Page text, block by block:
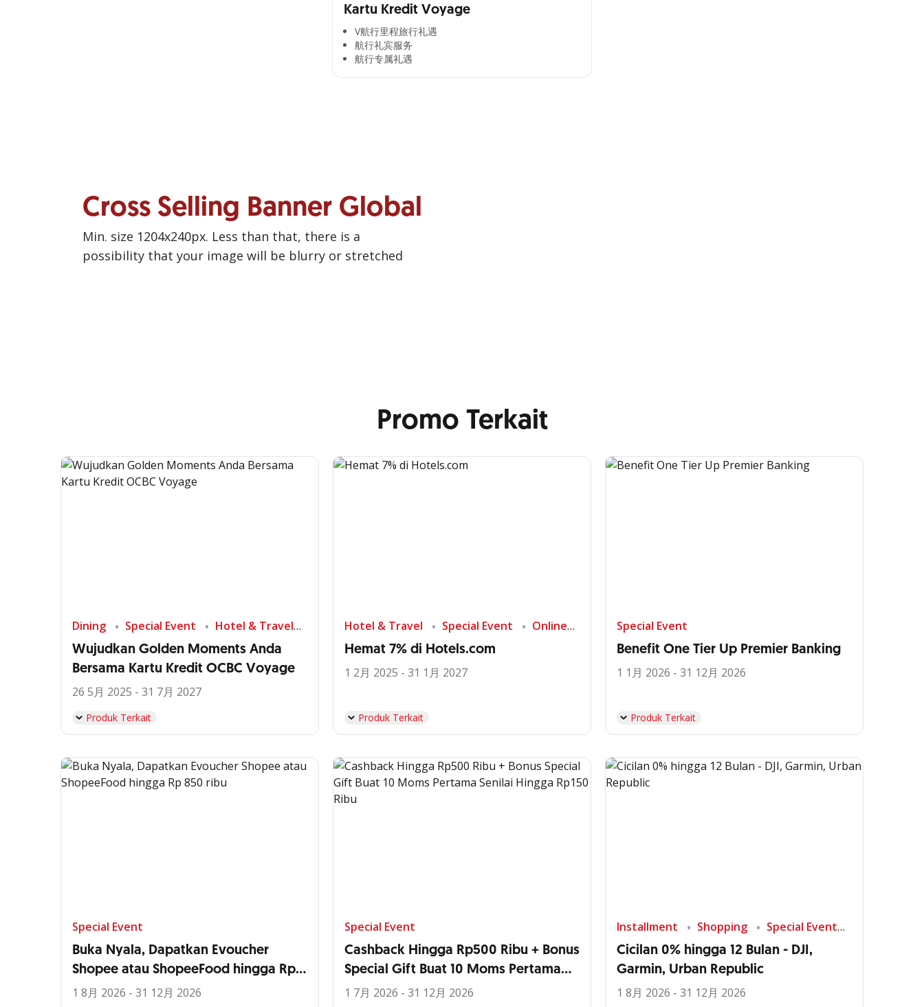
Kartu Kredit Voyage
V航行里程旅行礼遇
航行礼宾服务
航行专属礼遇
Cross Selling Banner Global
Min. size 1204x240px. Less than that, there is a
possibility that your image will be blurry or stretched
Promo Terkait
Dining Special Event Hotel & Travel
Wujudkan Golden Moments Anda
Bersama Kartu Kredit OCBC Voyage
26 5月 2025 - 31 7月 2027
Produk Terkait
Hotel & Travel Special Event Online
Hemat 7% di Hotels.com
1 2月 2025 - 31 1月 2027
Produk Terkait
Special Event
Benefit One Tier Up Premier Banking
1 1月 2026 - 31 12月 2026
Produk Terkait
Special Event
Buka Nyala, Dapatkan Evoucher
Shopee atau ShopeeFood hingga Rp
850 ribu
1 8月 2026 - 31 12月 2026
Special Event
Cashback Hingga Rp500 Ribu + Bonus
Special Gift Buat 10 Moms Pertama
Senilai Hingga Rp150 Ribu
1 7月 2026 - 31 12月 2026
Installment Shopping Special Event
Cicilan 0% hingga 12 Bulan - DJI,
Garmin, Urban Republic
1 8月 2026 - 31 12月 2026